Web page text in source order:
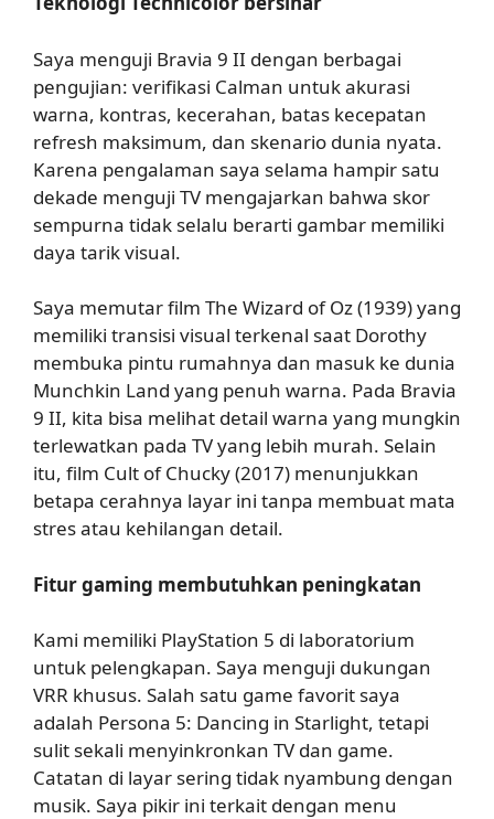
Saya menguji Bravia 9 II dengan berbagai
pengujian: verifikasi Calman untuk akurasi
warna, kontras, kecerahan, batas kecepatan
refresh maksimum, dan skenario dunia nyata.
Karena pengalaman saya selama hampir satu
dekade menguji TV mengajarkan bahwa skor
sempurna tidak selalu berarti gambar memiliki
daya tarik visual.
Saya memutar film The Wizard of Oz (1939) yang
memiliki transisi visual terkenal saat Dorothy
membuka pintu rumahnya dan masuk ke dunia
Munchkin Land yang penuh warna. Pada Bravia
9 II, kita bisa melihat detail warna yang mungkin
terlewatkan pada TV yang lebih murah. Selain
itu, film Cult of Chucky (2017) menunjukkan
betapa cerahnya layar ini tanpa membuat mata
stres atau kehilangan detail.
Fitur gaming membutuhkan peningkatan
Kami memiliki PlayStation 5 di laboratorium
untuk pelengkapan. Saya menguji dukungan
VRR khusus. Salah satu game favorit saya
adalah Persona 5: Dancing in Starlight, tetapi
sulit sekali menyinkronkan TV dan game.
Catatan di layar sering tidak nyambung dengan
musik. Saya pikir ini terkait dengan menu